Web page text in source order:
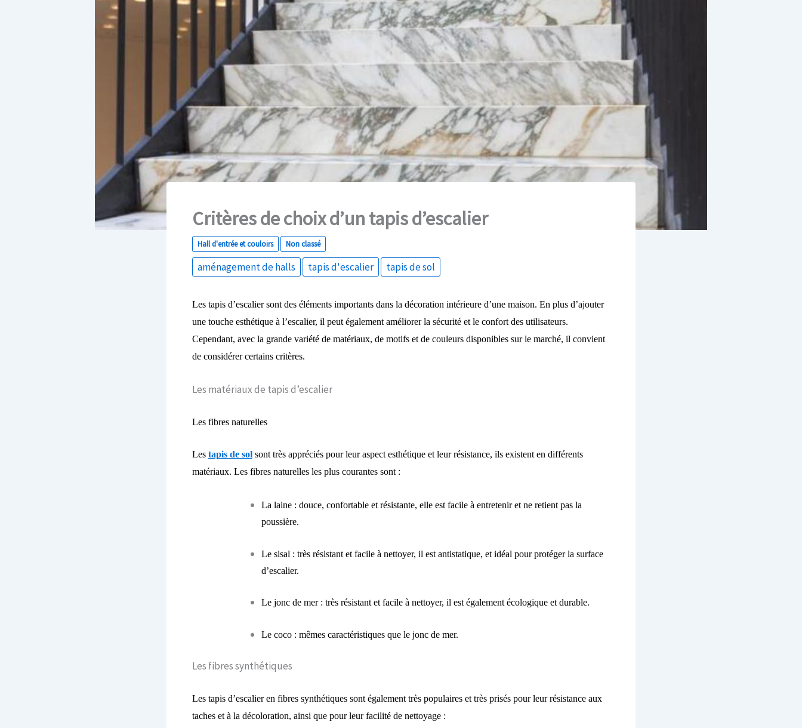
Critères de choix d’un tapis d’escalier
Hall d'entrée et couloirs Non classé
aménagement de halls tapis d'escalier tapis de sol
Les tapis d’escalier sont des éléments importants dans la décoration intérieure d’une maison. En plus d’ajouter
une touche esthétique à l’escalier, il peut également améliorer la sécurité et le confort des utilisateurs.
Cependant, avec la grande variété de matériaux, de motifs et de couleurs disponibles sur le marché, il convient
de considérer certains critères.
Les matériaux de tapis d’escalier
Les fibres naturelles
Les tapis de solsont très appréciés pour leur aspect esthétique et leur résistance, ils existent en différents
matériaux. Les fibres naturelles les plus courantes sont :
La laine : douce, confortable et résistante, elle est facile à entretenir et ne retient pas la
poussière.
Le sisal : très résistant et facile à nettoyer, il est antistatique, et idéal pour protéger la surface
d’escalier.
Le jonc de mer : très résistant et facile à nettoyer, il est également écologique et durable.
Le coco : mêmes caractéristiques que le jonc de mer.
Les fibres synthétiques
Les tapis d’escalier en fibres synthétiques sont également très populaires et très prisés pour leur résistance aux
taches et à la décoloration, ainsi que pour leur facilité de nettoyage :